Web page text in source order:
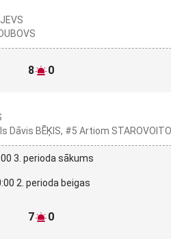
8 0
Dāvis BĒĶIS, #5 Artiom
3. perioda sākums
2. perioda beigas
7 0